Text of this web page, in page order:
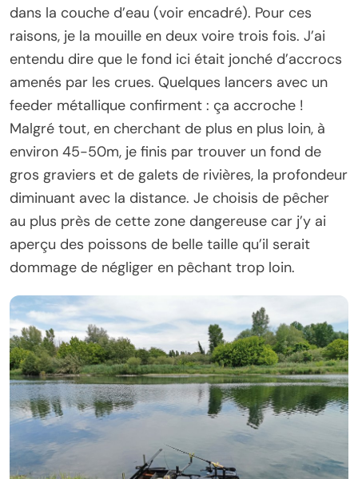
dans la couche d’eau (voir encadré). Pour ces
raisons, je la mouille en deux voire trois fois. J’ai
entendu dire que le fond ici était jonché d’accrocs
amenés par les crues. Quelques lancers avec un
feeder métallique confirment : ça accroche !
Malgré tout, en cherchant de plus en plus loin, à
environ 45-50m, je finis par trouver un fond de
gros graviers et de galets de rivières, la profondeur
diminuant avec la distance. Je choisis de pêcher
au plus près de cette zone dangereuse car j’y ai
aperçu des poissons de belle taille qu’il serait
dommage de négliger en pêchant trop loin.